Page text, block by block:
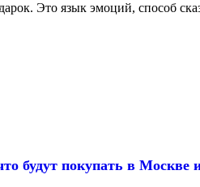
Это язык эмоций, способ
будут покупать в Москве